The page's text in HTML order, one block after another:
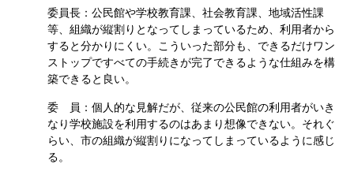
委員長：公民館や学校教育課、社会教育課、地域活性課
等、組織が縦割りとなってしまっているため、利用者から
すると分かりにくい。こういった部分も、できるだけワン
ストップですべての手続きが完了できるような仕組みを構
築できると良い。
委 員：個人的な見解だが、従来の公民館の利用者がいき
なり学校施設を利用するのはあまり想像できない。それぐ
らい、市の組織が縦割りになってしまっているように感じ
る。